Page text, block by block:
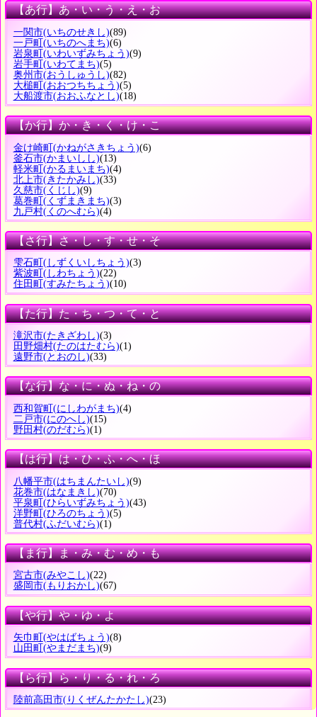
【あ行】あ・い・う・え・お
一関市(いちのせきし)(89)
一戸町 (いちのへまち)(6)
岩泉町 (いわいずみちょう)(9)
岩手町 (いわてまち)(5)
奥州市(おうしゅうし)(82)
大槌町 (おおつちちょう)(5)
大船渡市(おおふなとし)(18)
【か行】か・き・く・け・こ
金け崎町(かねがさきちょう)(6)
釜石市(かまいしし)(13)
軽米町(かるまいまち)(4)
北上市(きたかみし)(33)
久慈市(くじし)(9)
葛巻町(くずまきまち)(3)
九戸村(くのへむら)(4)
【さ行】さ・し・す・せ・そ
雫石町 (しずくいしちょう)(3)
紫波町 (しわちょう)(22)
住田町 (すみたちょう)(10)
【た行】た・ち・つ・て・と
滝沢市(たきざわし)(3)
田野畑村(たのはたむら)(1)
遠野市(とおのし)(33)
【な行】な・に・ぬ・ね・の
西和賀町 (にしわがまち)(4)
二戸市(にのへし)(15)
野田村(のだむら)(1)
【は行】は・ひ・ふ・へ・ほ
八幡平市(はちまんたいし)(9)
花巻市(はなまきし)(70)
平泉町(ひらいずみちょう)(43)
洋野町(ひろのちょう)(5)
普代村(ふだいむら)(1)
【ま行】ま・み・む・め・も
宮古市(みやこし)(22)
盛岡市(もりおかし)(67)
【や行】や・ゆ・よ
矢巾町 (やはばちょう)(8)
山田町 (やまだまち)(9)
【ら行】ら・り・る・れ・ろ
陸前高田市(りくぜんたかたし)(23)